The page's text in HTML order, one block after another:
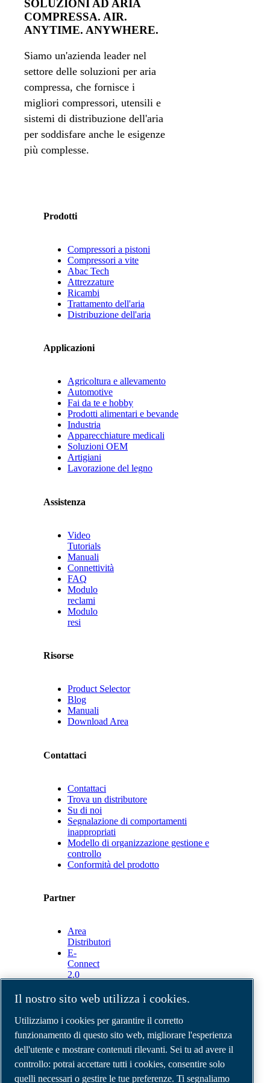
SOLUZIONI AD ARIA
COMPRESSA. AIR.
ANYTIME. ANYWHERE.
Siamo un'azienda leader nel
settore delle soluzioni per aria
compressa, che fornisce i
migliori compressori, utensili e
sistemi di distribuzione dell'aria
per soddisfare anche le esigenze
più complesse.
Prodotti
Compressori a pistoni
Compressori a vite
Abac Tech
Attrezzature
Ricambi
Trattamento dell'aria
Distribuzione dell'aria
Applicazioni
Agricoltura e allevamento
Automotive
Fai da te e hobby
Prodotti alimentari e bevande
Industria
Apparecchiature medicali
Soluzioni OEM
Artigiani
Lavorazione del legno
Assistenza
Video
Tutorials
Manuali
Connettività
FAQ
Modulo
reclami
Modulo
resi
Risorse
Product Selector
Blog
Manuali
Download Area
Contattaci
Contattaci
Trova un distributore
Su di noi
Segnalazione di comportamenti
inappropriati
Modello di organizzazione gestione e
controllo
Conformità del prodotto
Partner
Area
Distributori
E-
Connect
2.0
Portal
Media
Gallery
©2026 Compressori d'aria ABAC
Note legali e privacy
Modulo resi
Il nostro sito web utilizza i cookies.
Utilizziamo i cookies per garantire il corretto
funzionamento di questo sito web, migliorare l'esperienza
dell'utente e mostrare contenuti rilevanti. Sei tu ad avere il
controllo: potrai accettare tutti i cookies, consentire solo
quelli necessari o gestire le tue preferenze. Ti segnaliamo